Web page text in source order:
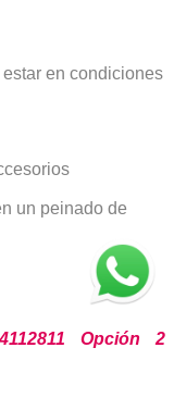
en condiciones
un peinado de
Opción 2